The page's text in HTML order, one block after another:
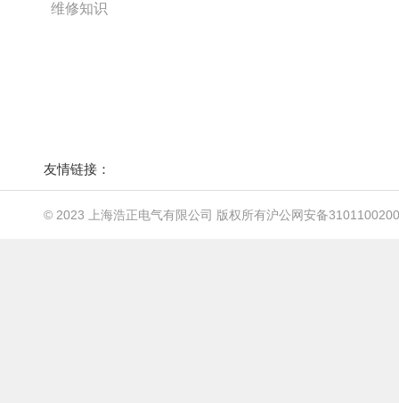
维修知识
友情链接：
© 2023 上海浩正电气有限公司 版权所有沪公网安备